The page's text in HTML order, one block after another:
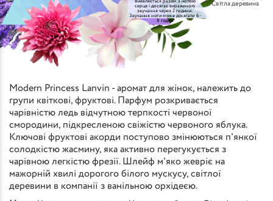
Виявляється разом з нотою
серця і досягає вираженого
звучання через 2 години.
Звучання ноти може досягати 6-
8 годин
Світла деревина
Modern Princess Lanvin - аромат для жінок, належить до
групи квіткові, фруктові. Парфум розкривається
чарівністю ледь відчутною терпкості червоної
смородини, підкресленою свіжістю червоного яблука.
Ключові фруктові акорди поступово змінюються п'янкої
солодкістю жасмину, яка активно перегукується з
чарівною легкістю фрезії. Шлейф м'яко жевріє на
мажорній хвилі дорогого білого мускусу, світлої
деревини в компанії з ванільною орхідеєю.